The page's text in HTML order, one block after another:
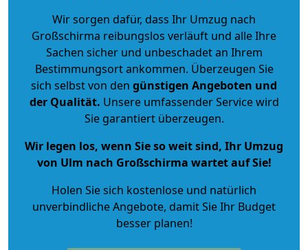
Wir sorgen dafür, dass Ihr Umzug nach
Großschirma reibungslos verläuft und alle Ihre
Sachen sicher und unbeschadet an Ihrem
Bestimmungsort ankommen. Überzeugen Sie
sich selbst von den günstigen Angeboten und
der Qualität. Unsere umfassender Service wird
Sie garantiert überzeugen.
Wir legen los, wenn Sie so weit sind, Ihr Umzug
von Ulm nach Großschirma wartet auf Sie!
Holen Sie sich kostenlose und natürlich
unverbindliche Angebote, damit Sie Ihr Budget
besser planen!